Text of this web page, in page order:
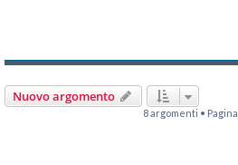
Nuovo argomento
8 argomenti • Pagina